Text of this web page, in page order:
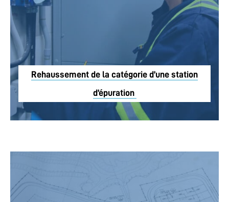
Rehaussement de la catégorie d’une station
d’épuration